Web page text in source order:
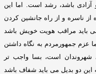
آزادی باشد، رشد است
اما این
از ناسره و از راه جانشین کردن
باید مراقب هویت خویش باشد
عزم جمهورمردم به نگاه داشتن
شهروندان است، بسا واجب تر
این دو بدیل می باید شفاف باشد